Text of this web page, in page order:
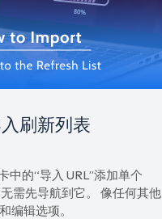
刷新列表
中的“导入 URL”添加单个
需先导航到它。 像任何其他
编辑选项。